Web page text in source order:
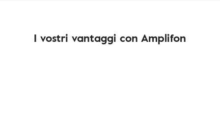
I vostri vantaggi con Amplifon